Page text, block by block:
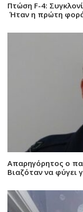
Πτώση F-4:
Ήταν η πρώτη
Απαρηγόρητος ο
Βιαζόταν να φύγει